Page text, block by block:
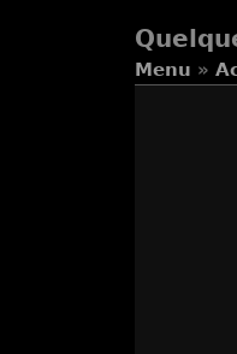
Menu »